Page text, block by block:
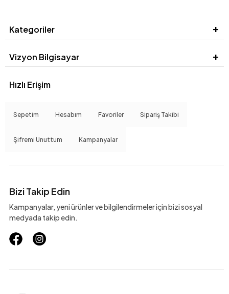
Kategoriler
Vizyon Bilgisayar
Hızlı Erişim
Sepetim Hesabım Favoriler Sipariş Takibi
Şifremi Unuttum Kampanyalar
Bizi Takip Edin
Kampanyalar, yeni ürünler ve bilgilendirmeler için bizi sosyal
medyada takip edin.